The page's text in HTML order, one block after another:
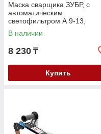
Маска сварщика ЗУБР, с
автоматическим
светофильтром А 9-13,
затемнение 4/9-13, серия
"Профессионал" (11076)
В наличии
8 230 ₸
Купить